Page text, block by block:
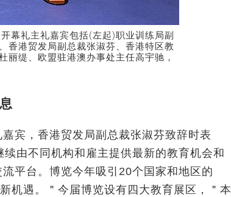
幕礼主礼嘉宾包括(左起)职业训练局副
香港贸发局副总裁张淑芬、香港特区教
丽缇、欧盟驻港澳办事处主任高宇驰，
宾，香港贸发局副总裁张淑芬致辞时表
由不同机构和雇主提供最新的教育机会和
平台。博览今年吸引20个国家和地区的
机遇。＂今届博览设有四大教育展区，＂本